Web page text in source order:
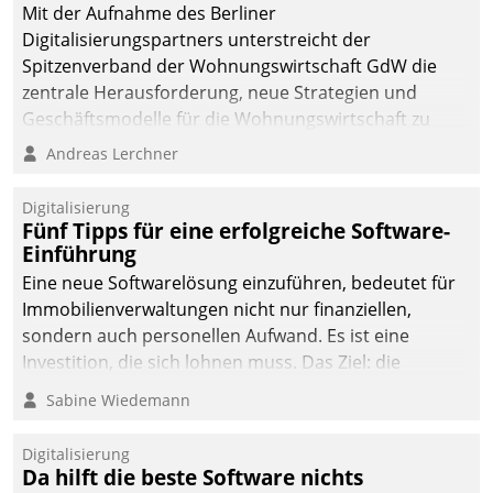
Mit der Aufnahme des Berliner
Digitalisierungspartners unterstreicht der
Spitzenverband der Wohnungswirtschaft GdW die
zentrale Herausforderung, neue Strategien und
Geschäftsmodelle für die Wohnungswirtschaft zu
entwickeln.
Andreas Lerchner
Digitalisierung
Fünf Tipps für eine erfolgreiche Software-
Einführung
Eine neue Softwarelösung einzuführen, bedeutet für
Immobilienverwaltungen nicht nur finanziellen,
sondern auch personellen Aufwand. Es ist eine
Investition, die sich lohnen muss. Das Ziel: die
nachhaltige Optimierung der Geschäftsabläufe. Damit
dieses Ziel erreicht wird, sollten einige Grundregeln
Sabine Wiedemann
Digitalisierung
Da hilft die beste Software nichts